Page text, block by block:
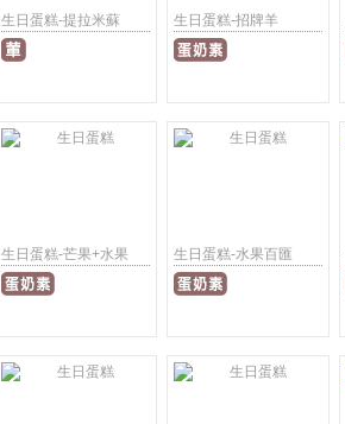
生日蛋糕-提拉米蘇 生日蛋糕-招牌羊
生日蛋糕-芒果+水果 生日蛋糕-水果百匯